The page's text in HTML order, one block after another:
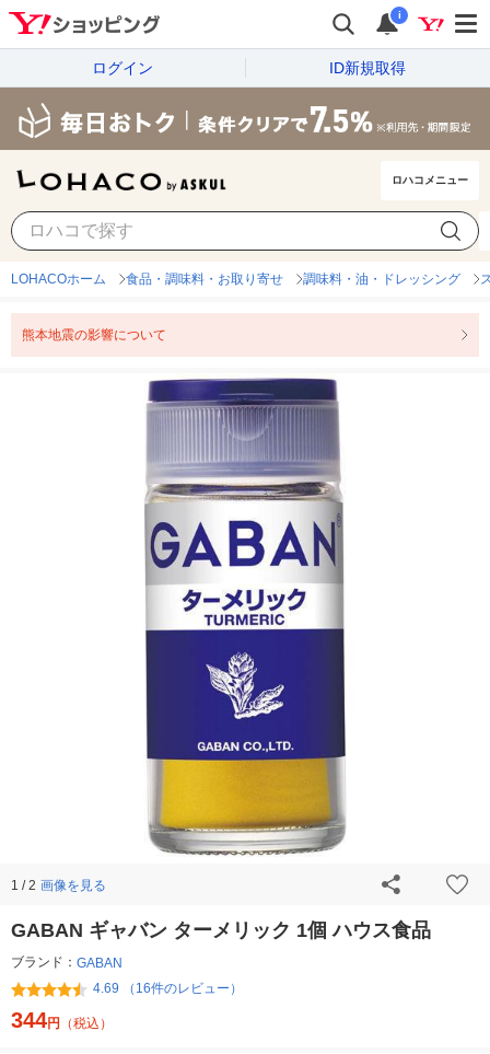
i
ログイン ID新規取得
ロハコメニュー
LOHACOホーム 食品・調味料・お取り寄せ 調味料・油・ドレッシング
熊本地震の影響について
1 / 2 画像を見る
GABAN ギャバン ターメリック 1個 ハウス食品
ブランド： GABAN
4.69 （16件のレビュー）
344円 （税込）